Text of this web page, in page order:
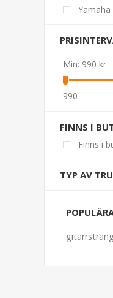
Yamaha
Min: 990 kr
990
FINNS I
Finns i
TYP AV